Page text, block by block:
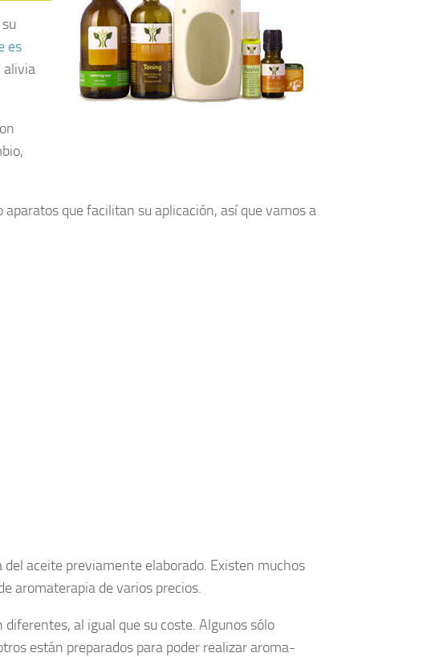
es
alivia
que facilitan su aplicación, así que vamos a
aceite previamente elaborado. Existen muchos
aromaterapia de varios precios.
al igual que su coste. Algunos sólo
están preparados para poder realizar aroma-